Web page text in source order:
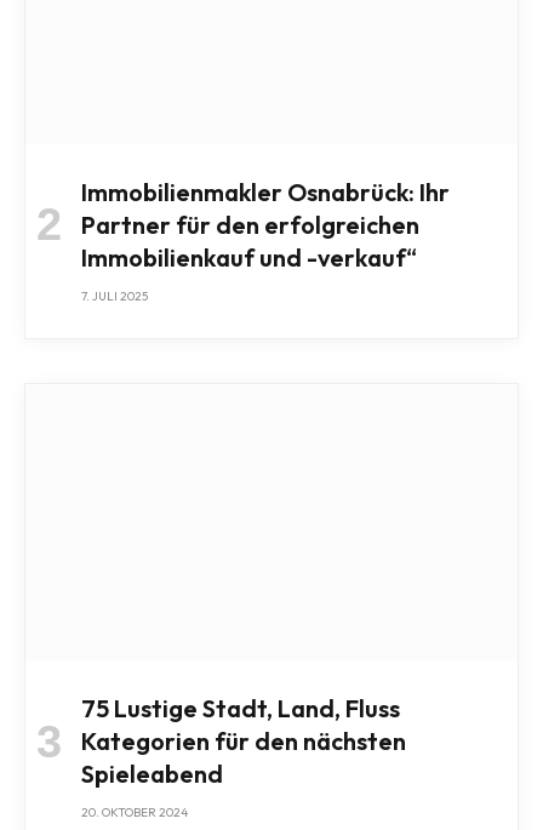
Immobilienmakler Osnabrück: Ihr
Partner für den erfolgreichen
Immobilienkauf und -verkauf“
7. JULI 2025
75 Lustige Stadt, Land, Fluss
Kategorien für den nächsten
Spieleabend
20. OKTOBER 2024